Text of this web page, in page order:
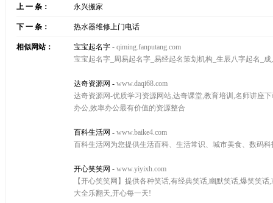
上 一 条： 永兴搬家
下 一 条： 热水器维修上门电话
相似网站： 宝宝起名字 - qiming.fanputang.com
宝宝起名字_周易起名字_易经起名策划机构_生辰八字起名_
达奇资源网 - www.daqi68.com
达奇资源网-优质学习资源网站,达奇课堂,教育培训,名师讲座
办公,效率办公最有价值的资源整合
百科生活网 - www.baike4.com
百科生活网为您提供生活百科、生活常识、城市美食、数码
开心笑笑网 - www.yiyixh.com
【开心笑笑网】提供各种笑话,有经典笑话,幽默笑话,爆笑笑
大全乐翻天,开心每一天!